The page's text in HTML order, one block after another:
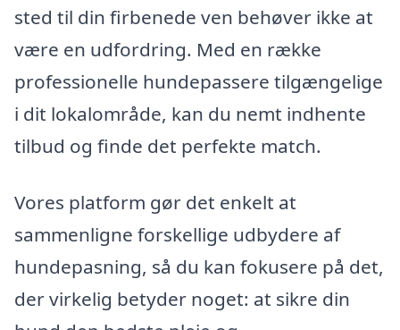
sted til din firbenede ven behøver ikke at
være en udfordring. Med en række
professionelle hundepassere tilgængelige
i dit lokalområde, kan du nemt indhente
tilbud og finde det perfekte match.
Vores platform gør det enkelt at
sammenligne forskellige udbydere af
hundepasning, så du kan fokusere på det,
der virkelig betyder noget: at sikre din